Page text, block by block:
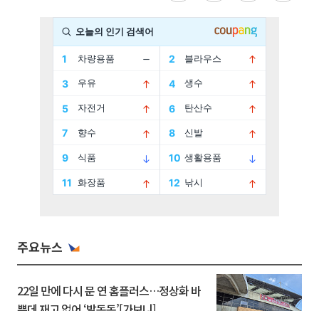
주요뉴스
22일 만에 다시 문 연 홈플러스…정상화 바